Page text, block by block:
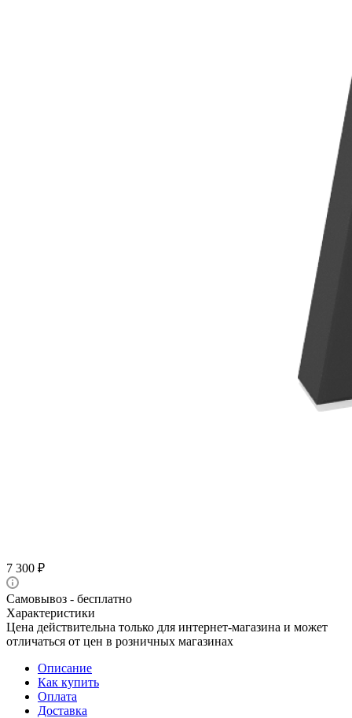
7 300 ₽
Самовывоз - бесплатно
Характеристики
Цена действительна только для интернет-магазина и может
отличаться от цен в розничных магазинах
Описание
Как купить
Оплата
Доставка